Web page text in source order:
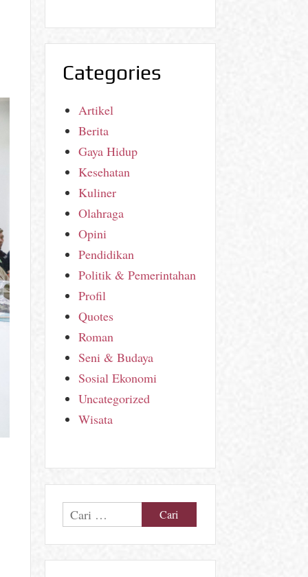
Categories
Artikel
Berita
Gaya Hidup
Kesehatan
Kuliner
Olahraga
Opini
Pendidikan
Politik & Pemerintahan
Profil
Quotes
Roman
Seni & Budaya
Sosial Ekonomi
Uncategorized
Wisata
Cari
untuk: